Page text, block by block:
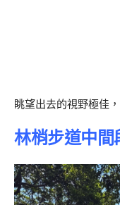
眺望出去的視野極佳
林梢步道中間